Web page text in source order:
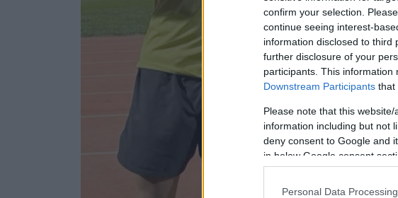
confirm your selection.
continue seeing interest-
information disclosed to third
further disclosure of your
participants. This
Downstream Participants that
Please note that this
information including but not
deny consent to Google and
in below Google consent
Personal Data